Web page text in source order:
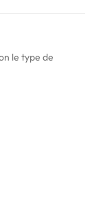
le type de